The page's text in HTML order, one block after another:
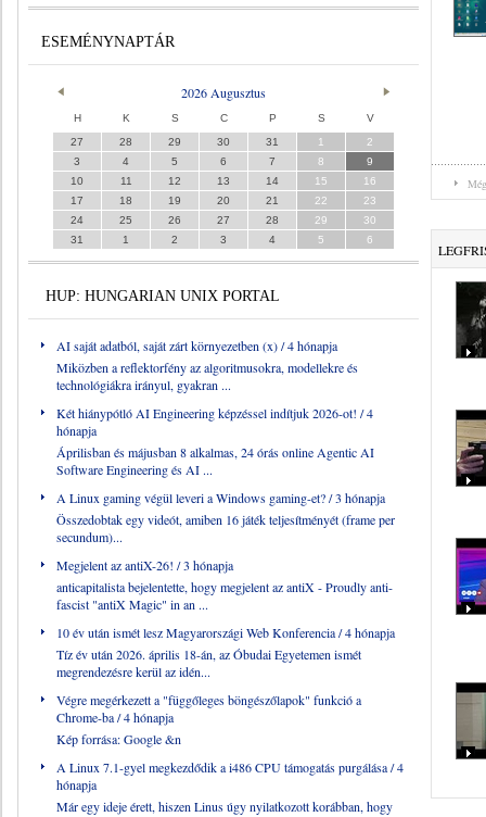
ESEMÉNYNAPTÁR
2026 Augusztus
H K S C P S
V
27
28 29 30 31 1
2
3
4 5 6 7 8
9
10
11 12 13 14 15
16
17
18 19 20 21 22
23
24
25 26 27 28 29
30
31
1 2 3 4 5 6
HUP: HUNGARIAN UNIX PORTAL
AI saját adatból, saját zárt környezetben (x)/ 4 hónapja
Miközben a reflektorfény az algoritmusokra, modellekre és
technológiákra irányul, gyakran ...
Két hiánypótló AI Engineering képzéssel indítjuk 2026-ot! / 4
hónapja
Áprilisban és májusban 8 alkalmas, 24 órás online Agentic AI
Software Engineering és AI ...
A Linux gaming végül leveri a Windows gaming-et?/ 3 hónapja
Összedobtak egy videót, amiben 16 játék teljesítményét (frame per
secundum)...
Megjelent az antiX-26! / 3 hónapja
anticapitalista bejelentette, hogy megjelent az antiX - Proudly anti-
fascist "antiX Magic" in an ...
10 év után ismét lesz Magyarországi Web Konferencia/ 4 hónapja
Tíz év után 2026. április 18-án, az Óbudai Egyetemen ismét
megrendezésre kerül az idén...
Végre megérkezett a "függőleges böngészőlapok" funkció a
Chrome-ba/ 4 hónapja
Kép forrása: Google &n
A Linux 7.1-gyel megkezdődik a i486 CPU támogatás purgálása/ 4
hónapja
Már egy ideje érett, hiszen Linus úgy nyilatkozott korábban, hogy